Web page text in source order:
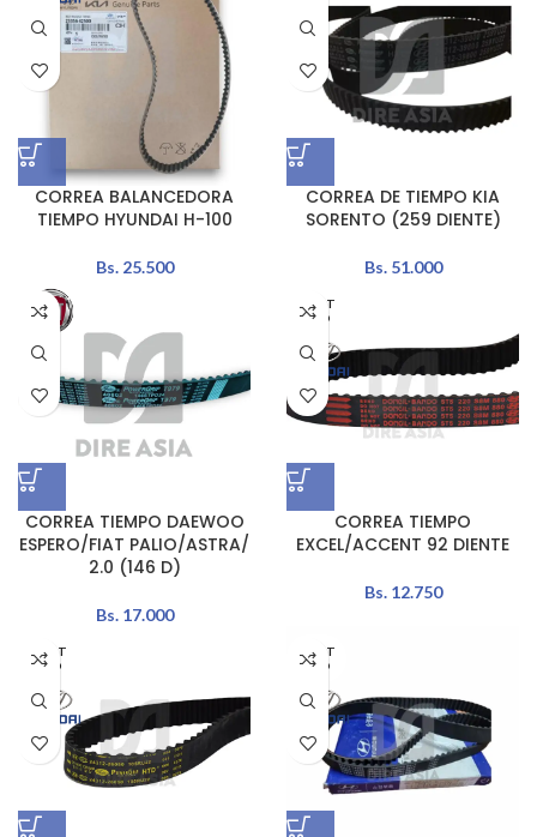
CORREA BALANCEDORA
TIEMPO HYUNDAI H-100
Bs.25.500
CORREA DE TIEMPO KIA
SORENTO (259 DIENTE)
Bs.51.000
CORREA TIEMPO DAEWOO
ESPERO/FIAT PALIO/ASTRA/
2.0 (146 D)
Bs.17.000
AGOT
ADO
CORREA TIEMPO
EXCEL/ACCENT 92 DIENTE
Bs.12.750
AGOT
ADO
AGOT
ADO